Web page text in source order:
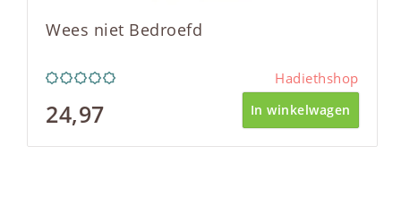
Wees niet Bedroefd
Hadiethshop
24,97 In winkelwagen